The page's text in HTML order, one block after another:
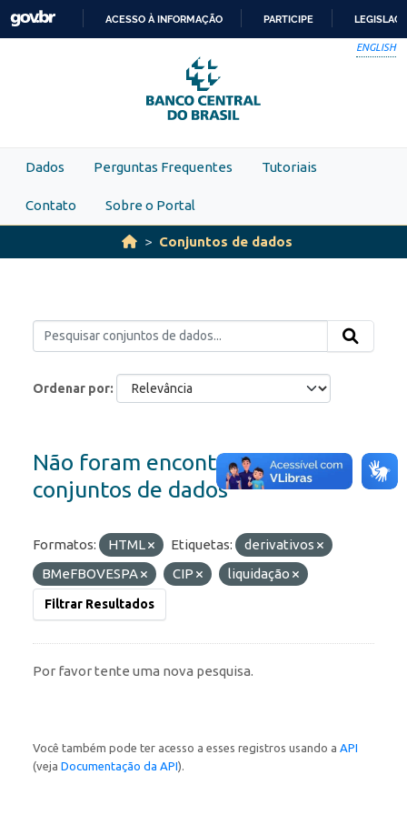
Skip to main content
PARA
O
CONTEÚDO
ACESSO À INFORMAÇÃO PARTICIPE
ENGLISH
Dados Perguntas Frequentes Tutoriais
Contato Sobre o Portal
Conjuntos de dados
Ordenar por
Não foram encontrados
conjuntos de dados
Formatos: HTML Etiquetas:
derivativos
BMeFBOVESPA
CIP liquidação
Filtrar Resultados
Por favor tente uma nova pesquisa.
Você também pode ter acesso a esses registros usando a API
(veja Documentação da API).